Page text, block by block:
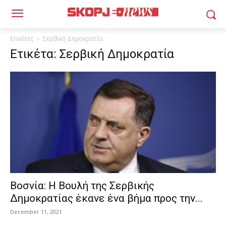
Ετικέτες Σερβική Δημοκρατία
Ετικέτα: Σερβική Δημοκρατία
Βοσνία: Η Βουλή της Σερβικής
Δημοκρατίας έκανε ένα βήμα προς την...
December 11, 2021